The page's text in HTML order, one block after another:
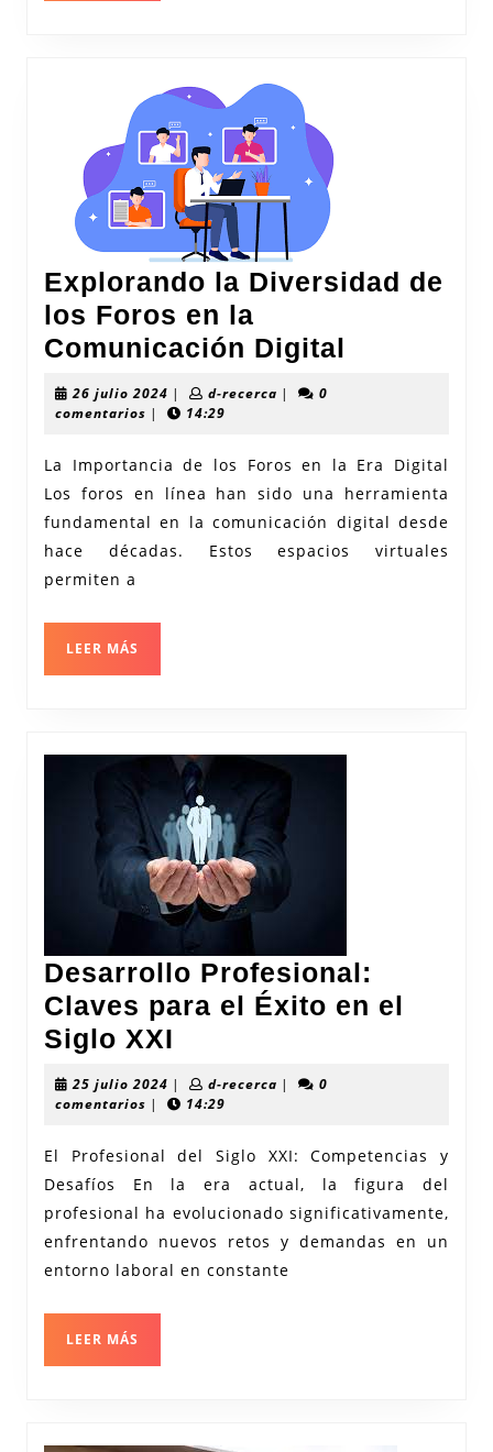
Explorando la Diversidad de
los Foros en la
Comunicación Digital
los
Foros
en
26 julio 2024 26
julio
| d-recercad-|
0
comentarios | 14:29
La Importancia de los Foros en la Era Digital
Los foros en línea han sido una herramienta
fundamental en la comunicación digital desde
hace décadas. Estos espacios virtuales
permiten a
LEER MÁS
Desarrollo Profesional:
Claves para el Éxito en el
Siglo XXI
Profesional:
Claves
el
Éxito
en
el
25 julio 2024 25
julio
| d-recercad-|
0
comentarios | 14:29
El Profesional del Siglo XXI: Competencias y
Desafíos En la era actual, la figura del
profesional ha evolucionado significativamente,
enfrentando nuevos retos y demandas en un
entorno laboral en constante
LEER MÁS